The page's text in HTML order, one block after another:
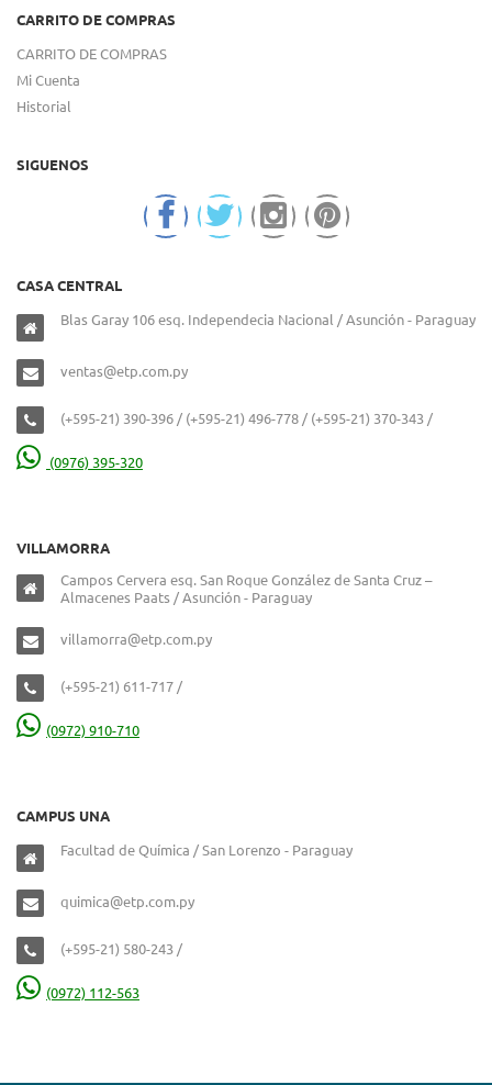
CARRITO DE COMPRAS
CARRITO DE COMPRAS
Mi Cuenta
Historial
SIGUENOS
CASA CENTRAL
Blas Garay 106 esq. Independecia Nacional / Asunción - Paraguay
ventas@etp.com.py
(+595-21) 390-396 / (+595-21) 496-778 / (+595-21) 370-343 /
(0976) 395-320
VILLAMORRA
Campos Cervera esq. San Roque González de Santa Cruz –
Almacenes Paats / Asunción - Paraguay
villamorra@etp.com.py
(+595-21) 611-717 /
(0972) 910-710
CAMPUS UNA
Facultad de Química / San Lorenzo - Paraguay
quimica@etp.com.py
(+595-21) 580-243 /
(0972) 112-563